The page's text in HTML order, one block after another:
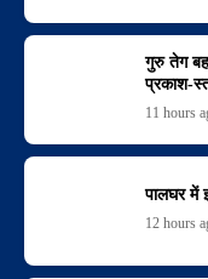
गुरु तेग
प्रकाश-
11 hours
पालघर में
12 hours